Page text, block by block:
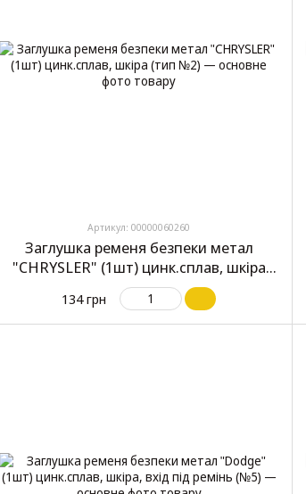
Артикул: 00000060260
Заглушка ременя безпеки метал
"CHRYSLER" (1шт) цинк.сплав, шкіра
(тип №2)
134 грн